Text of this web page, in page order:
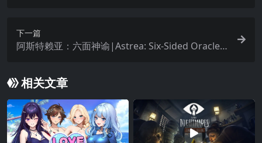
下一篇
阿斯特赖亚：六面神谕|Astrea: Six-Sided Oracles
相关文章